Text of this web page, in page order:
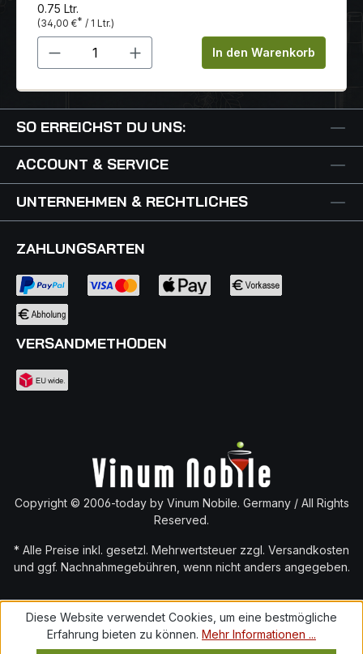
0.75 Ltr.
(34,00 €* / 1 Ltr.)
Produkt Anzahl: Gib denIn den Warenkorb
SO ERREICHST DU UNS:
ACCOUNT & SERVICE
UNTERNEHMEN & RECHTLICHES
ZAHLUNGSARTEN
VERSANDMETHODEN
Copyright © 2006-today by Vinum Nobile. Germany / All Rights
Reserved.
* Alle Preise inkl. gesetzl. Mehrwertsteuer zzgl. Versandkosten
und ggf. Nachnahmegebühren, wenn nicht anders angegeben.
Diese Website verwendet Cookies, um eine bestmögliche
Erfahrung bieten zu können. Mehr Informationen ...